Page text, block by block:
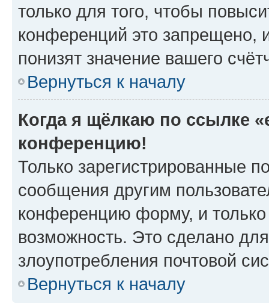
только для того, чтобы
конференций это запрещено,
понизят значение вашего
Вернуться к началу
Когда я щёлкаю по ссылке
конференцию!
Только зарегистрированные
сообщения другим
конференцию форму, и
возможность. Это сделано
злоупотребления почтовой
Вернуться к началу